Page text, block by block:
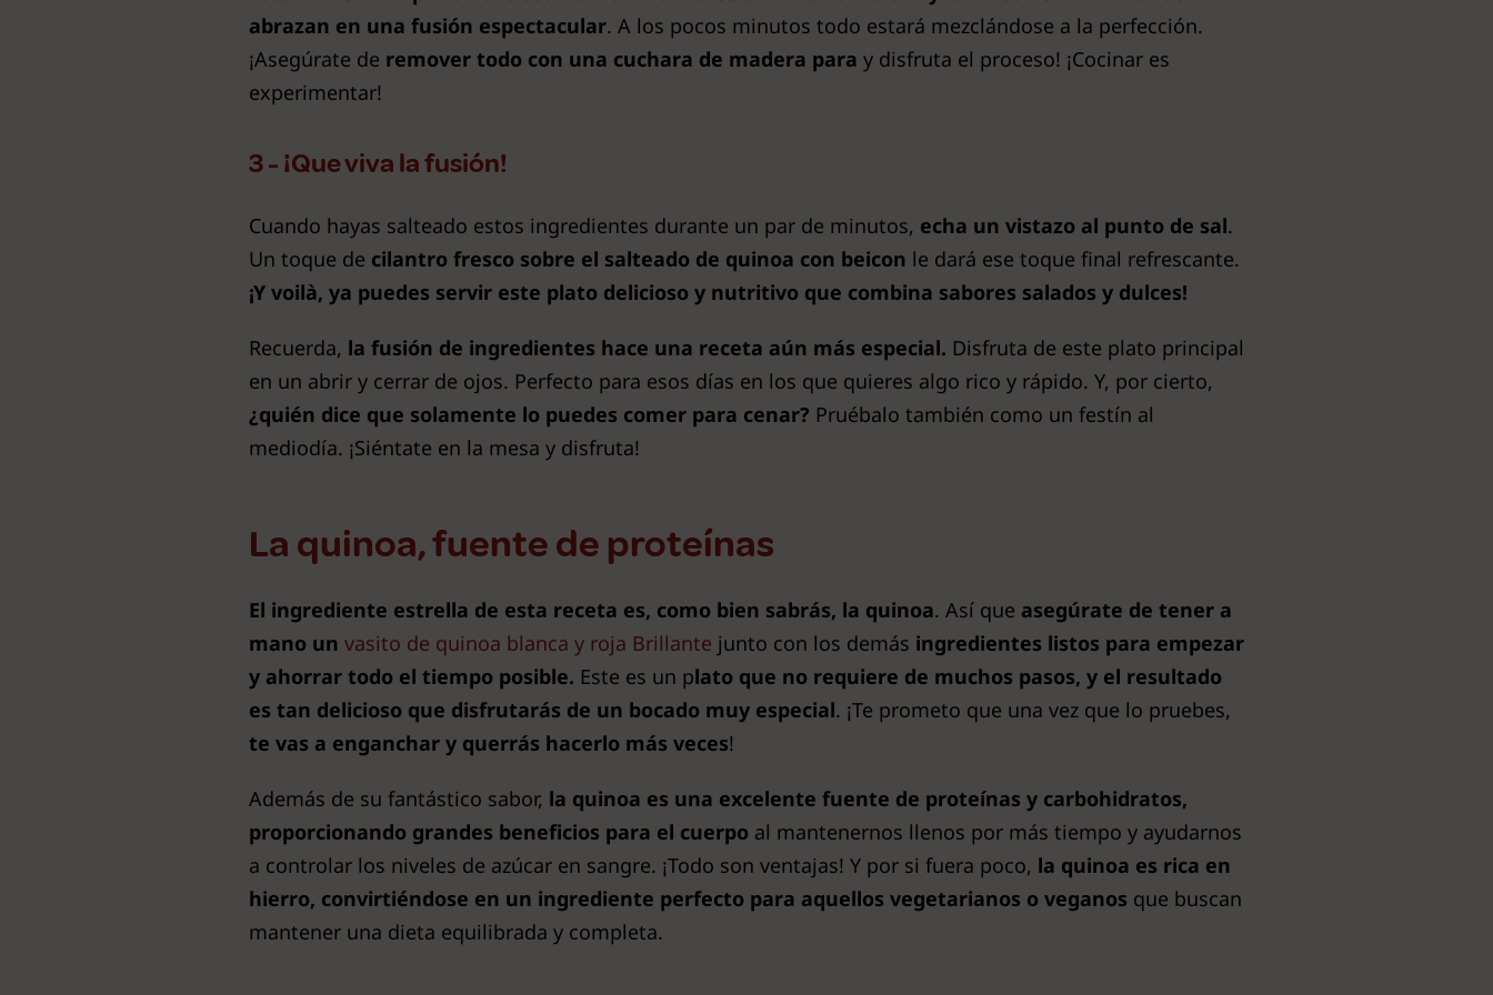
abrazan en una fusión espectacular. A los pocos minutos todo estará mezclándose a la perfección.
¡Asegúrate de remover todo con una cuchara de madera para y disfruta el proceso! ¡Cocinar es
experimentar!
3 - ¡Que viva la fusión!
Cuando hayas salteado estos ingredientes durante un par de minutos, echa un vistazo al punto de sal.
Un toque de cilantro fresco sobre el salteado de quinoa con beicon le dará ese toque final refrescante.
¡Y voilà, ya puedes servir este plato delicioso y nutritivo que combina sabores salados y dulces!
Recuerda, la fusión de ingredientes hace una receta aún más especial. Disfruta de este plato principal
en un abrir y cerrar de ojos. Perfecto para esos días en los que quieres algo rico y rápido. Y, por cierto,
¿quién dice que solamente lo puedes comer para cenar? Pruébalo también como un festín al
mediodía. ¡Siéntate en la mesa y disfruta!
La quinoa, fuente de proteínas
El ingrediente estrella de esta receta es, como bien sabrás, la quinoa. Así que asegúrate de tener a
mano un vasito de quinoa blanca y roja Brillante junto con los demás ingredientes listos para empezar
y ahorrar todo el tiempo posible. Este es un plato que no requiere de muchos pasos, y el resultado
es tan delicioso que disfrutarás de un bocado muy especial. ¡Te prometo que una vez que lo pruebes,
te vas a enganchar y querrás hacerlo más veces!
Además de su fantástico sabor, la quinoa es una excelente fuente de proteínas y carbohidratos,
proporcionando grandes beneficios para el cuerpo al mantenernos llenos por más tiempo y ayudarnos
a controlar los niveles de azúcar en sangre. ¡Todo son ventajas! Y por si fuera poco, la quinoa es rica en
hierro, convirtiéndose en un ingrediente perfecto para aquellos vegetarianos o veganos que buscan
mantener una dieta equilibrada y completa.